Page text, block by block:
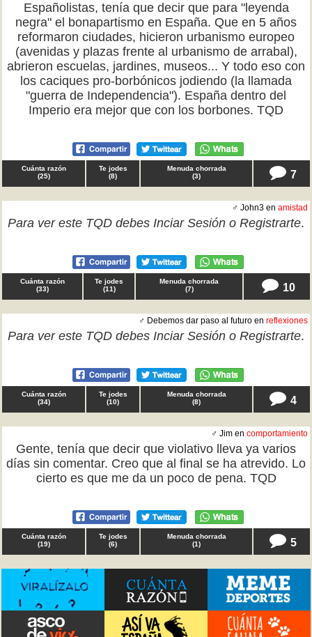
Españolistas, tenía que decir que para "leyenda
negra" el bonapartismo en España. Que en 5 años
reformaron ciudades, hicieron urbanismo europeo
(avenidas y plazas frente al urbanismo de arrabal),
abrieron escuelas, jardines, museos... Y todo eso con
los caciques pro-borbónicos jodiendo (la llamada
"guerra de Independencia"). España dentro del
Imperio era mejor que con los borbones. TQD
Cuánta razón
(25)
Te jodes
(8)
Menuda chorrada
(3) 7
♂ John3 en amistad
Para ver este TQD debes Inciar Sesión o Registrarte.
Cuánta razón
(33)
Te jodes
(11)
Menuda chorrada
(7) 10
♂ Debemos dar paso al futuro en reflexiones
Para ver este TQD debes Inciar Sesión o Registrarte.
Cuánta razón
(34)
Te jodes
(10)
Menuda chorrada
(8) 4
♂ Jim en comportamiento
Gente, tenía que decir que violativo lleva ya varios
días sin comentar. Creo que al final se ha atrevido. Lo
cierto es que me da un poco de pena. TQD
Cuánta razón
(19)
Te jodes
(6)
Menuda chorrada
(1) 5